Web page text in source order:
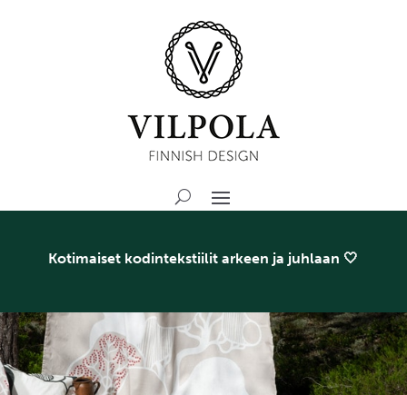
Kotimaiset kodintekstiilit arkeen ja juhlaan 🤍